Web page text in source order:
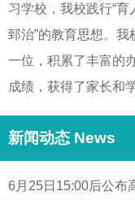
习学校，我校践行“育
郅治”的教育思想。
一位，积累了丰富的
成绩，获得了家长和
新闻动态 News
6月25日15:00后公布